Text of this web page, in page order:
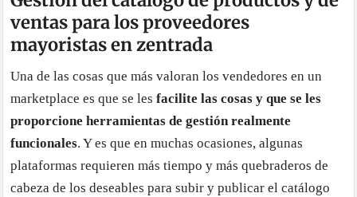
ventas para los proveedores
mayoristas en zentrada
Una de las cosas que más valoran los vendedores en un
marketplace es que se lesfacilite las cosas y que se les
proporcione herramientas de gestión realmente
funcionales. Y es que en muchas ocasiones, algunas
plataformas requieren más tiempo y más quebraderos de
cabeza de los deseables para subir y publicar el catálogo